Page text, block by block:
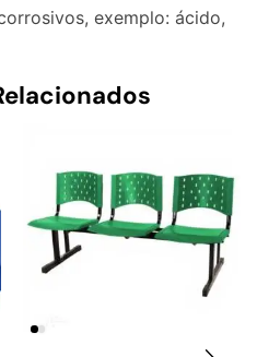
exemplo: ácido,